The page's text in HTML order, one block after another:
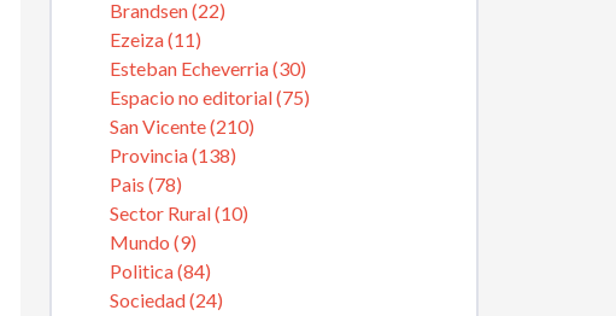
Brandsen (22)
Ezeiza (11)
Esteban Echeverria (30)
Espacio no editorial (75)
San Vicente (210)
Provincia (138)
Pais (78)
Sector Rural (10)
Mundo (9)
Politica (84)
Sociedad (24)